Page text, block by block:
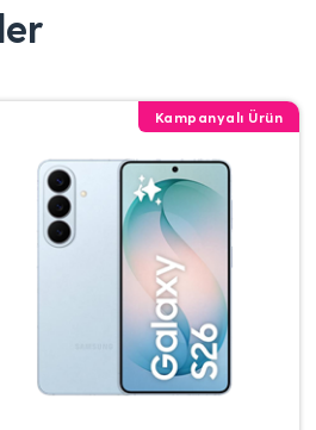
Kampanyalı Ürün